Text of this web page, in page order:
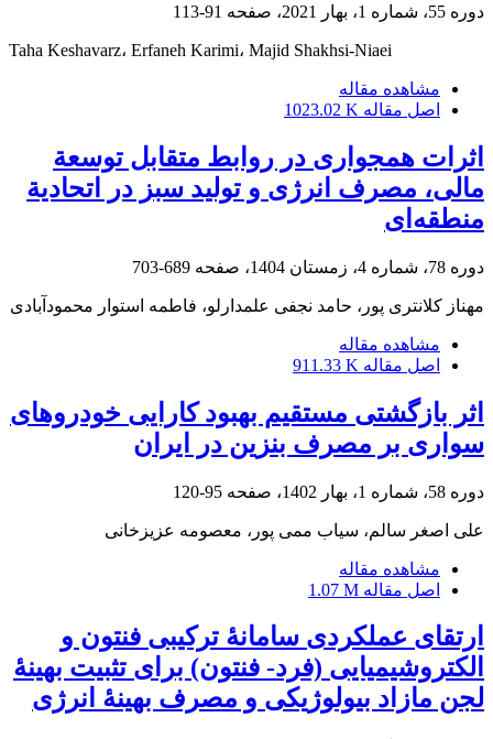
دوره 55، شماره 1، بهار 2021، صفحه 91-113
Taha Keshavarz، Erfaneh Karimi، Majid Shakhsi-Niaei
مشاهده مقاله
اصل مقاله 1023.02 K
اثرات همجواری در روابط متقابل توسعة
مالی، مصرف انرژی و تولید سبز در اتحادیة
منطقه‌ای
دوره 78، شماره 4، زمستان 1404، صفحه 689-703
مهناز کلانتری پور، حامد نجفی علمدارلو، فاطمه استوار محمودآبادی
مشاهده مقاله
اصل مقاله 911.33 K
اثر بازگشتی مستقیم بهبود کارایی خودروهای
سواری بر مصرف بنزین در ایران
دوره 58، شماره 1، بهار 1402، صفحه 95-120
علی اصغر سالم، سیاب ممی پور، معصومه عزیزخانی
مشاهده مقاله
اصل مقاله 1.07 M
ارتقای عملکردی سامانۀ ترکیبی فنتون و
الکتروشیمیایی (فرد- فنتون) برای تثبیت بهینۀ
لجن مازاد بیولوژیکی و مصرف بهینۀ انرژی